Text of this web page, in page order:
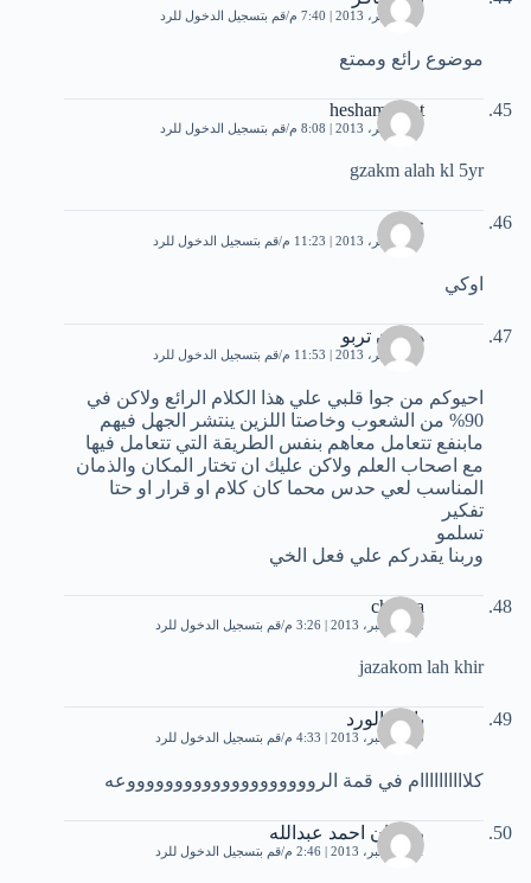
17 نوفمبر، 2013 | 7:40 م قم بتسجيل الدخول للرد
موضوع رائع وممتع
hesham rafat
17 نوفمبر، 2013 | 8:08 م قم بتسجيل الدخول للرد
gzakm alah kl 5yr
حيدر
17 نوفمبر، 2013 | 11:23 م قم بتسجيل الدخول للرد
اوكي
هارون تربو
17 نوفمبر، 2013 | 11:53 م قم بتسجيل الدخول للرد
احيوكم من جوا قلبي علي هذا الكلام الرائع ولاكن في
90% من الشعوب وخاصتا اللزين ينتشر الجهل فيهم
مابنفع تتعامل معاهم بنفس الطريقة التي تتعامل فيها
مع اصحاب العلم ولاكن عليك ان تختار المكان والذمان
المناسب لعي حدس محما كان كلام او قرار او حتا
تفكير
تسلمو
وربنا يقدركم علي فعل الخي
chaima
12 ديسمبر، 2013 | 3:26 م قم بتسجيل الدخول للرد
jazakom lah khir
بائعة الورد
20 ديسمبر، 2013 | 4:33 م قم بتسجيل الدخول للرد
كلاااااااااام في قمة الرووووووووووووووووووووعه
رضوان احمد عبدالله
21 ديسمبر، 2013 | 2:46 م قم بتسجيل الدخول للرد